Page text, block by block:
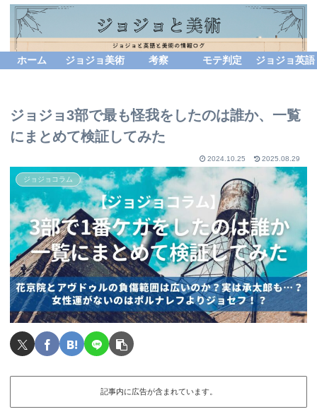
ホーム ジョジョ美術 考察 モテ判定 ジョジョ英語
ジョジョ3部で最も怪我をしたのは誰か、一覧
にまとめて検証してみた
2024.10.25 2025.08.29
ジョジョコラム
記事内に広告が含まれています。